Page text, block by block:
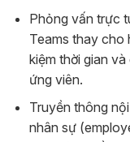
Phỏng vấn trực
Teams thay cho
kiệm thời gian
ứng viên.
Truyền thông
nhân sự